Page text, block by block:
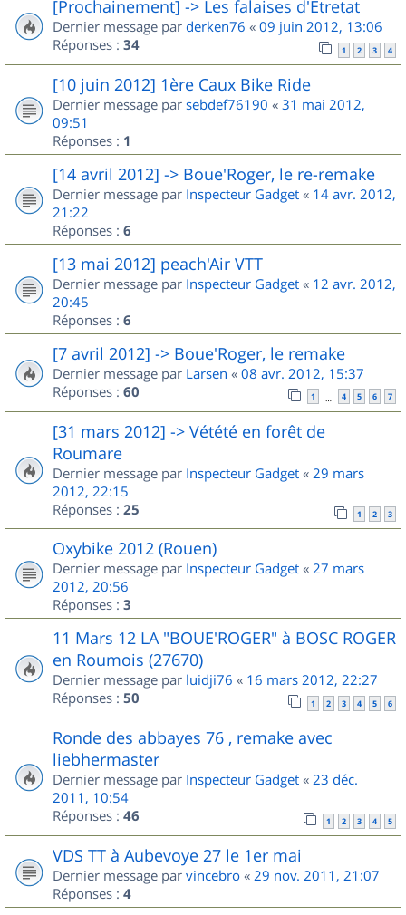
[Prochainement] -> Les falaises d'Etretat
Dernier message par derken76 « 09 juin 2012, 13:06
Réponses : 34 1 2 3 4
[10 juin 2012] 1ère Caux Bike Ride
Dernier message par sebdef76190 « 31 mai 2012,
09:51
Réponses : 1
[14 avril 2012] -> Boue'Roger, le re-remake
Dernier message par Inspecteur Gadget « 14 avr. 2012,
21:22
Réponses : 6
[13 mai 2012] peach'Air VTT
Dernier message par Inspecteur Gadget « 12 avr. 2012,
20:45
Réponses : 6
[7 avril 2012] -> Boue'Roger, le remake
Dernier message par Larsen « 08 avr. 2012, 15:37
Réponses : 60 1 … 4 5 6 7
[31 mars 2012] -> Vétété en forêt de
Roumare
Dernier message par Inspecteur Gadget « 29 mars
2012, 22:15
Réponses : 25 1 2 3
Oxybike 2012 (Rouen)
Dernier message par Inspecteur Gadget « 27 mars
2012, 20:56
Réponses : 3
11 Mars 12 LA "BOUE'ROGER" à BOSC ROGER
en Roumois (27670)
Dernier message par luidji76 « 16 mars 2012, 22:27
Réponses : 50 1 2 3 4 5 6
Ronde des abbayes 76 , remake avec
liebhermaster
Dernier message par Inspecteur Gadget « 23 déc.
2011, 10:54
Réponses : 46 1 2 3 4 5
VDS TT à Aubevoye 27 le 1er mai
Dernier message par vincebro « 29 nov. 2011, 21:07
Réponses : 4